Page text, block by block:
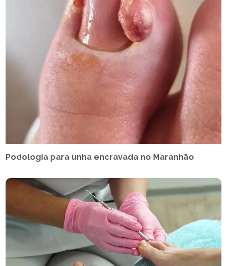
Podologia para unha encravada no Maranhão